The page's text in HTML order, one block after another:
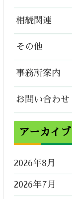
相続関連
その他
事務所案内
お問い合わせ
アーカイブ
2026年8月
2026年7月